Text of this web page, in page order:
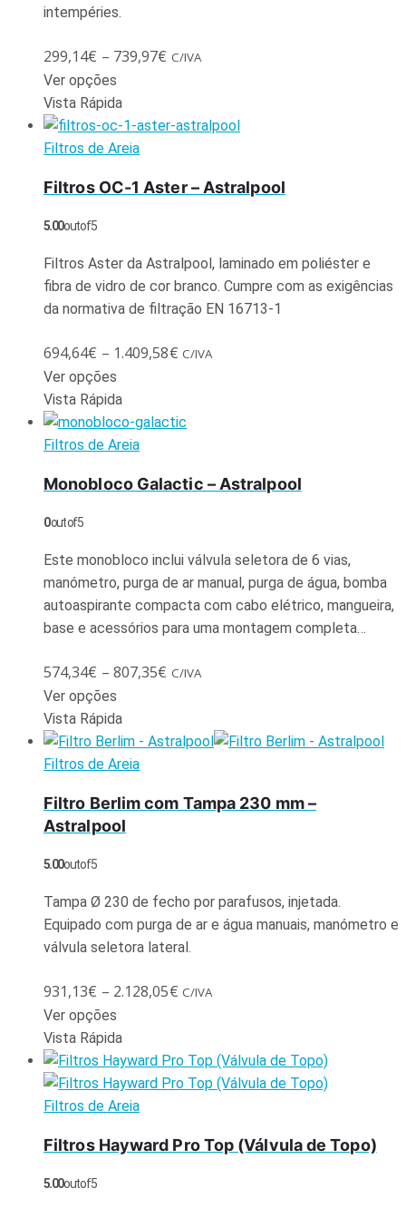
intempéries.
299,14€ – 739,97€ C/IVA
Ver opções
Vista Rápida
Filtros de Areia
Filtros OC-1 Aster – Astralpool
5.00out of 5
Filtros Aster da Astralpool, laminado em poliéster e
fibra de vidro de cor branco. Cumpre com as exigências
da normativa de filtração EN 16713-1
694,64€ – 1.409,58€ C/IVA
Ver opções
Vista Rápida
Filtros de Areia
Monobloco Galactic – Astralpool
0out of 5
Este monobloco inclui válvula seletora de 6 vias,
manómetro, purga de ar manual, purga de água, bomba
autoaspirante compacta com cabo elétrico, mangueira,
base e acessórios para uma montagem completa…
574,34€ – 807,35€ C/IVA
Ver opções
Vista Rápida
Filtros de Areia
Filtro Berlim com Tampa 230 mm –
Astralpool
5.00out of 5
Tampa Ø 230 de fecho por parafusos, injetada.
Equipado com purga de ar e água manuais, manómetro e
válvula seletora lateral.
931,13€ – 2.128,05€ C/IVA
Ver opções
Vista Rápida
Filtros de Areia
Filtros Hayward Pro Top (Válvula de Topo)
5.00out of 5